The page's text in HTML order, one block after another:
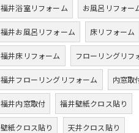
福井浴室リフォーム お風呂リフォー
福井お風呂リフォーム 床リフォーム
福井床リフォーム フローリングリフ
福井フローリングリフォーム 内窓取
福井内窓取付 福井壁紙クロス貼り
壁紙クロス貼り 天井クロス貼り